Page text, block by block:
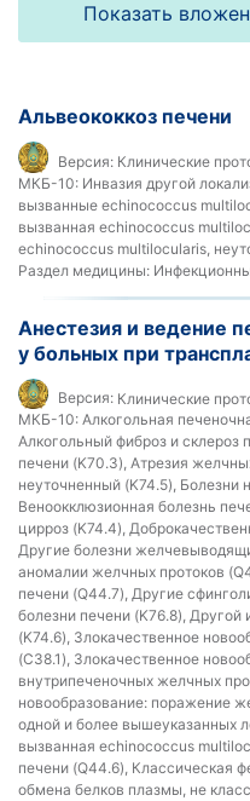
Показать
Альвеококкоз печени
Версия: Клинические
МКБ-10: Инвазия другой
вызванные echinococcus
вызванная echinococcus
echinococcus multilocularis,
Раздел медицины:
Анестезия и ведение
у больных при
Версия: Клинические
МКБ-10: Алкогольная
Алкогольный фиброз и склероз
печени (K70.3), Атрезия
неуточненный (K74.5), Болезни
Веноокклюзионная болезнь
цирроз (K74.4),
Другие болезни
аномалии желчных протоков
печени (Q44.7), Другие
болезни печени (K76.8),
(K74.6), Злокачественное
(C38.1), Злокачественное
внутрипеченочных желчных
новообразование: поражение
одной и более вышеуказанных
вызванная echinococcus
печени (Q44.6), Классическая
обмена белков плазмы, не